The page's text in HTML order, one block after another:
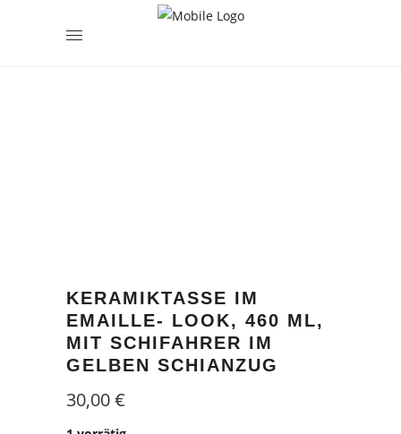
KERAMIKTASSE IM
EMAILLE- LOOK, 460 ML,
MIT SCHIFAHRER IM
GELBEN SCHIANZUG
30,00€